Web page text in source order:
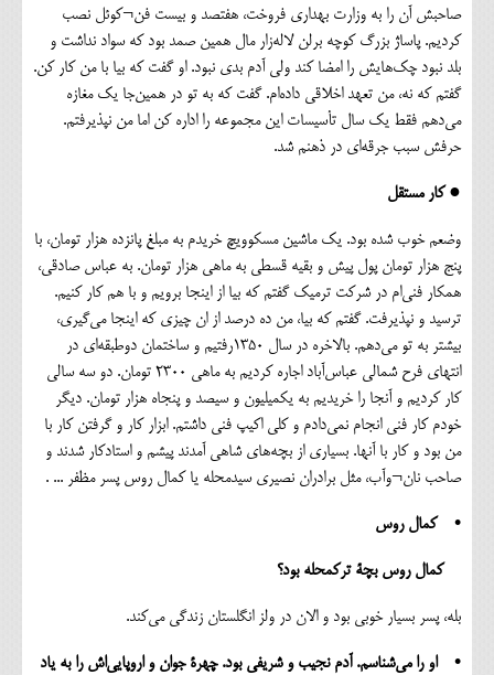
صاحبش آن ‌را به وزارت بهداری فروخت، هفتصد و بیست فن¬کوئل نصب
کردیم. پاساژ بزرگ کوچه برلن لاله‌زار مال همین صمد بود که سواد نداشت و
بلد نبود چک‌هایش را امضا کند ولی آدم بدی نبود. او گفت که بیا با من کار کن.
گفتم که نه، من تعهد اخلاقی داده‌ام. گفت که به تو در همین‌جا یک مغازه
می‌دهم فقط یک سال تأسیسات این مجموعه را اداره کن اما من نپذیرفتم.
حرفش سبب جرقه‌ای در ذهنم شد.
● کار مستقل
وضعم خوب شده بود. یک ماشین مسکوویچ خریدم به مبلغ پانزده هزار تومان، با
پنج هزار تومان پول پیش و بقیه قسطی به ماهی هزار تومان. به عباس صادقی،
همکار فنی‌ام در شرکت ترمیک گفتم که بیا از اینجا برویم و با هم کار کنیم.
ترسید و نپذیرفت. گفتم که بیا، من ده درصد از ان چیزی که اینجا می‌گیری،
بیشتر به تو می‌دهم. بالاخره در سال ۱۳۵۰رفتیم و ساختمان دوطبقه‌ای در
انتهای فرح شمالی عباس‌آباد اجاره کردیم به ماهی ۲۳۰۰ تومان. دو سه سالی
کار کردیم و آنجا را خریدیم به یکمیلیون و سیصد و پنجاه هزار تومان. دیگر
خودم کار فنی انجام نمی‌دادم و کلی اکیپ فنی داشتم. ابزار کار و گرفتن کار با
من بود و کار با آنها. بسیاری از بچه‌های شاهی آمدند پیشم و استادکار شدند و
صاحب نان¬وآب، مثل برادران نصیری سید‌محله یا کمال روس پسر مظفر ... .
• کمال روس
کمال روس بچة ترکمحله بود؟
بله، پسر بسیار خوبی بود و الان در ولز انگلستان زندگی می‌کند.
• او را می‌شناسم. آدم نجیب و شریفی بود. چهرة جوان و اروپایی‌اش را به یاد